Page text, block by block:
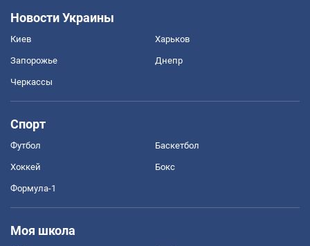
Новости Украины
Киев Харьков
Запорожье Днепр
Черкассы
Спорт
Футбол Баскетбол
Хоккей Бокс
Формула-1
Моя школа